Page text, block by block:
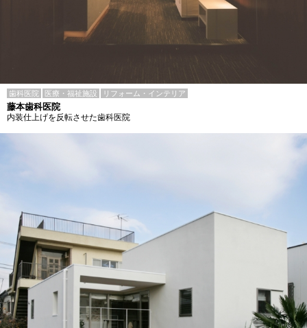
歯科医院 医療・福祉施設 リフォーム・インテリア
藤本歯科医院
内装仕上げを反転させた歯科医院